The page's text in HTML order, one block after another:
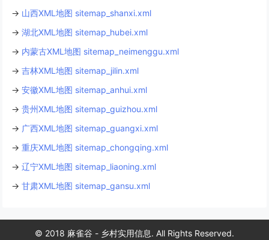
→ 山西XML地图 sitemap_shanxi.xml
→湖北XML地图 sitemap_hubei.xml
→ 内蒙古XML地图 sitemap_neimenggu.xml
→吉林XML地图 sitemap_jilin.xml
→安徽XML地图 sitemap_anhui.xml
→贵州XML地图 sitemap_guizhou.xml
→ 广西XML地图 sitemap_guangxi.xml
→重庆XML地图 sitemap_chongqing.xml
→辽宁XML地图 sitemap_liaoning.xml
→甘肃XML地图 sitemap_gansu.xml
© 2018 麻雀谷 - 乡村实用信息. All Rights Reserved.